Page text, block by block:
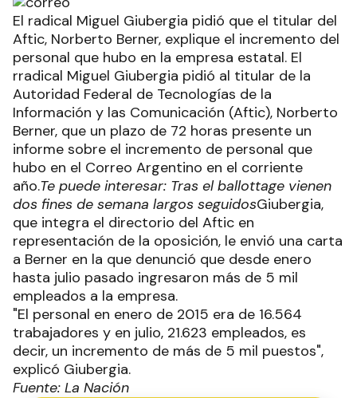
El radical Miguel Giubergia pidió que el titular del
Aftic, Norberto Berner, explique el incremento del
personal que hubo en la empresa estatal. El
rradical Miguel Giubergia pidió al titular de la
Autoridad Federal de Tecnologías de la
Información y las Comunicación (Aftic), Norberto
Berner, que un plazo de 72 horas presente un
informe sobre el incremento de personal que
hubo en el Correo Argentino en el corriente
año.Te puede interesar: Tras el ballottage vienen
dos fines de semana largos seguidosGiubergia,
que integra el directorio del Aftic en
representación de la oposición, le envió una carta
a Berner en la que denunció que desde enero
hasta julio pasado ingresaron más de 5 mil
empleados a la empresa.
"El personal en enero de 2015 era de 16.564
trabajadores y en julio, 21.623 empleados, es
decir, un incremento de más de 5 mil puestos",
explicó Giubergia.
Fuente: La Nación